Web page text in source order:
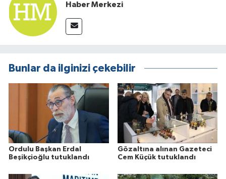
Haber Merkezi
Bunlar da ilginizi çekebilir
Ordulu Başkan Erdal
Beşikçioğlu tutuklandı
Gözaltına alınan Gazeteci
Cem Küçük tutuklandı